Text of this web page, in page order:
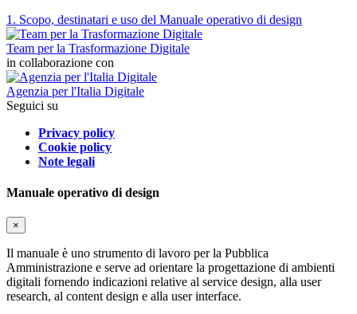
1. Scopo, destinatari e uso del Manuale operativo di design
Team per la Trasformazione Digitale
in collaborazione con
Agenzia per l'Italia Digitale
Seguici su
Privacy policy
Cookie policy
Note legali
Manuale operativo di design
×
Il manuale è uno strumento di lavoro per la Pubblica
Amministrazione e serve ad orientare la progettazione di ambienti
digitali fornendo indicazioni relative al service design, alla user
research, al content design e alla user interface.